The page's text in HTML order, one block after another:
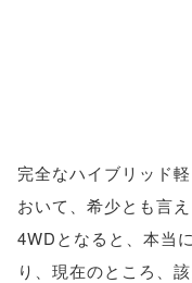
完全なハイブリッド
おいて、希少とも言
4WDとなると、本当
り、現在のところ、